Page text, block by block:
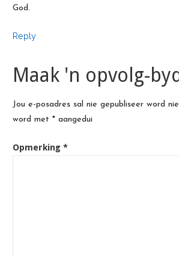
God.
Reply
Maak 'n opvolg-
Jou e-posadres sal nie gepubliseer word
word met *aangedui
Opmerking *